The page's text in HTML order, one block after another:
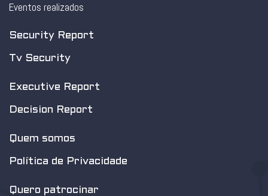
Eventos realizados
Security Report
Tv Security
Executive Report
Decision Report
Quem somos
Política de Privacidade
Quero patrocinar